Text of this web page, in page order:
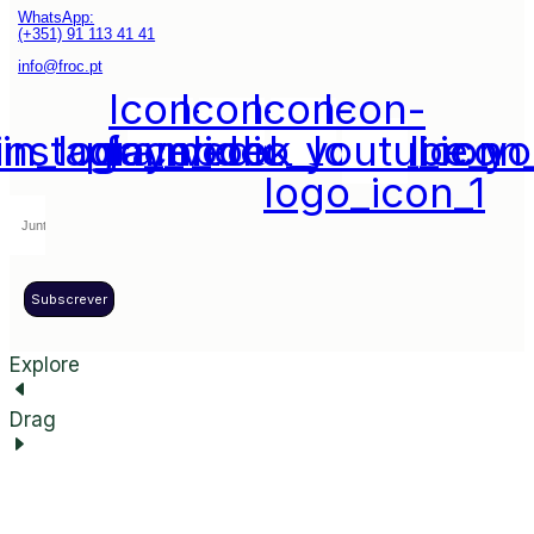
WhatsApp:
(+351) 91 113 41 41
info@froc.pt
Icon-Icon-Icon-
facebook_logo_icon
Icon-
logo_icon_1
Subscrever
Explore
Drag